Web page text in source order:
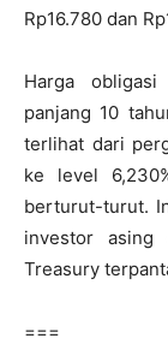
Rp16.780 dan
Harga
panjang 10
terlihat dari
ke level
berturut-turut.
investor asing
Treasury
===